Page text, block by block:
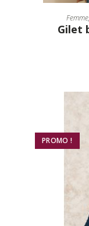
Femme,
Gilet
PROMO !